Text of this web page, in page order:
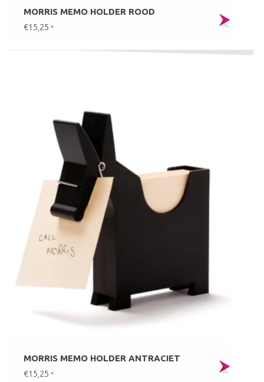
MORRIS MEMO HOLDER ROOD
€15,25 *
MORRIS MEMO HOLDER ANTRACIET
€15,25 *